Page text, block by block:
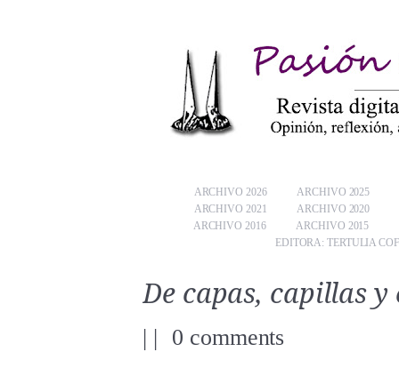
ARCHIVO 2026
ARCHIVO 2025
ARCHIVO 2021
ARCHIVO 2020
ARCHIVO 2016
ARCHIVO 2015
EDITORA: TERTULIA
De capas, capillas
| | 0 comments